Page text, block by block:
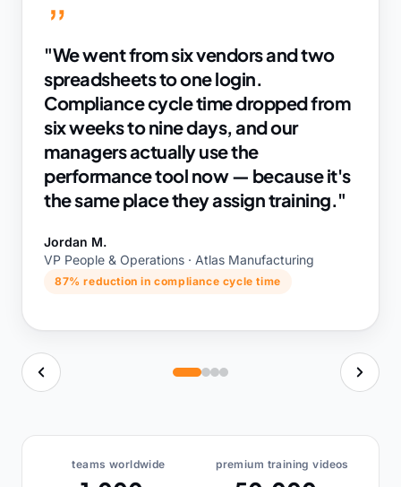
"Multi-language content meant we
didn't have to build our own LMS
region by region. We launched three
markets on the same platform in a
quarter."
Farah A.
Director of L&D · Regional Finance Group
3 markets launched in one quarter
1,000+ 50,000+